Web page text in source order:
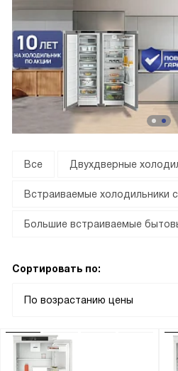
Все Двухдверные
Встраиваемые холодильники
Большие встраиваемые
Сортировать по:
По возрастанию цены